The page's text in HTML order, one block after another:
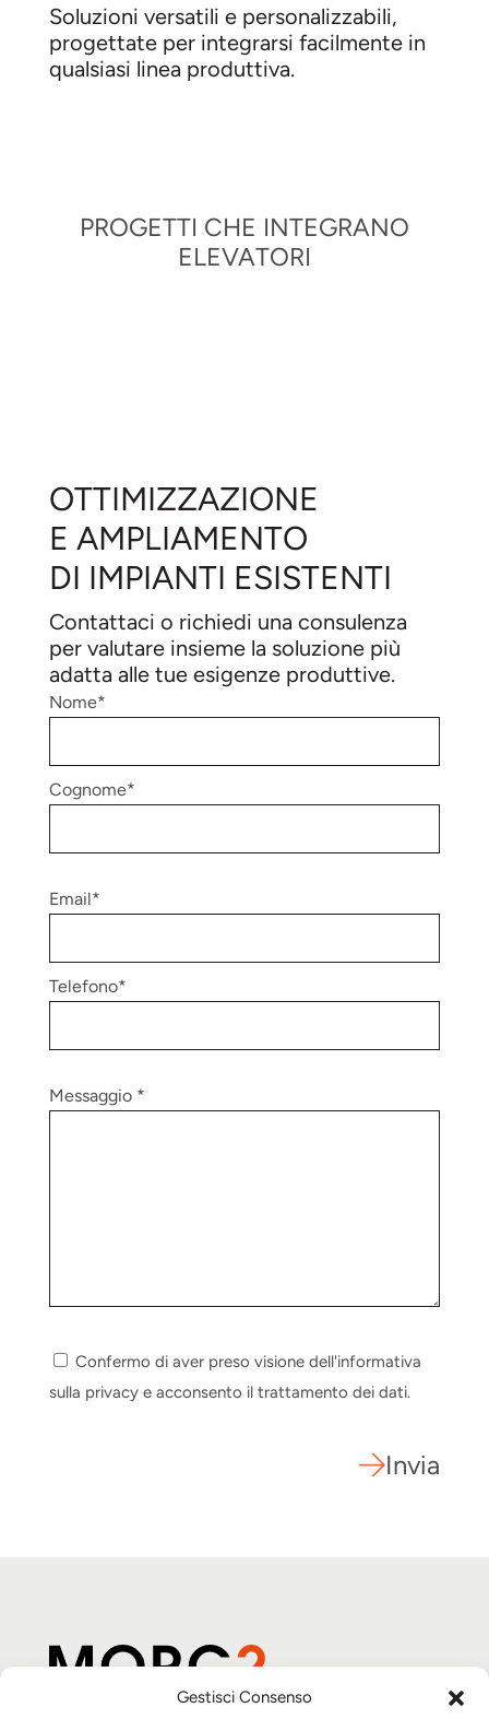
Gestisci Consenso
Soluzioni versatili e personalizzabili,
progettate per integrarsi facilmente in
qualsiasi linea produttiva.
PROGETTI CHE INTEGRANO
ELEVATORI
OTTIMIZZAZIONE
E AMPLIAMENTO
DI IMPIANTI ESISTENTI
Contattaci o richiedi una consulenza
per valutare insieme la soluzione più
adatta alle tue esigenze produttive.
Nome*
Cognome*
Email*
Telefono*
Messaggio *
Confermo di aver preso visione dell'informativa
sulla privacy e acconsento il trattamento dei dati.
Invia